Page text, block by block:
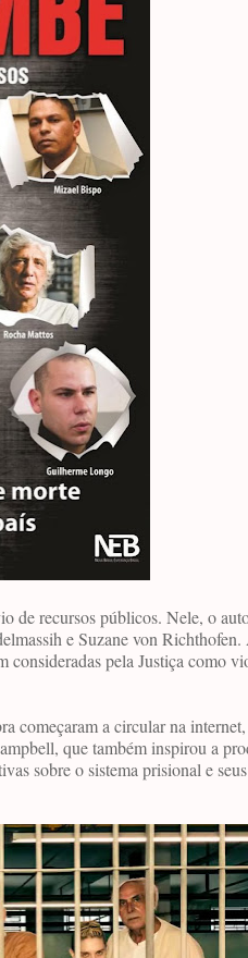
de recursos públicos. Nele, o
e Suzane von Richthofen.
pela Justiça como
começaram a circular na
que também inspirou a
sobre o sistema prisional e